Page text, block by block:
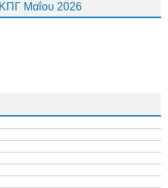
Μαΐου 2026